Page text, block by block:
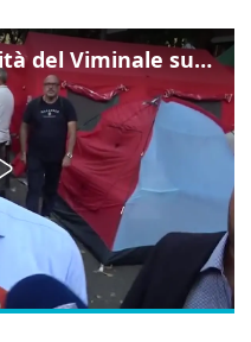
Gualtieri: "Responsabilità del Viminale su Spin Time? La posizione dei partiti è nota"